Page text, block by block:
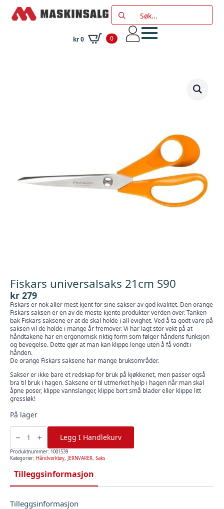
Search
for:
kr0 0
Fiskars universalsaks 21cm S90
kr 279
Fiskars er nok aller mest kjent for sine sakser av god kvalitet. Den orange
Fiskars saksen er en av de meste kjente produkter verden over. Tanken
bak Fiskars saksene er at de skal holde i all evighet. Ved å ta godt vare på
saksen vil de holde i mange år fremover. Vi har lagt stor vekt på at
håndtakene har en ergonomisk riktig form som følger håndens funksjon
og bevegelse. Dette gjør at man kan klippe lenge uten å få vondt i
hånden.
De orange Fiskars saksene har mange bruksområder.
Sakser er ikke bare et redskap for bruk på kjøkkenet, men passer også
bra til bruk i hagen. Saksene er til utmerket hjelp i hagen når man skal
åpne poser, klippe vannslanger, klippe bort små blader eller klippe litt
gressløk!
På lager
Fiskars
universalsaks
21cm
S90
antall
Legg I Handlekurv
Produktnummer: 1001539
Kategorier: Håndverktøy, JERNVARER, Saks
Tilleggsinformasjon
Tilleggsinformasjon